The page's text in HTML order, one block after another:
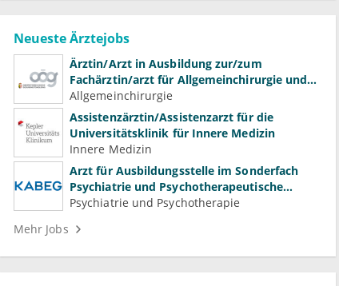
Neueste Ärztejobs
Ärztin/Arzt in Ausbildung zur/zum
Fachärztin/arzt für Allgemeinchirurgie und
Gefäßchirurgie
Allgemeinchirurgie
Assistenzärztin/Assistenzarzt für die
Universitätsklinik für Innere Medizin
Innere Medizin
Arzt für Ausbildungsstelle im Sonderfach
Psychiatrie und Psychotherapeutische
Medizin (m/w/d)
Psychiatrie und Psychotherapie
Mehr Jobs